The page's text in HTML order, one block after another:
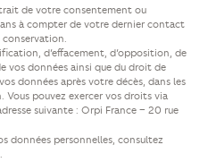
de votre consentement ou
à compter de votre dernier contact
d’effacement, d’opposition, de
données ainsi que du droit de
données après votre décès, dans les
pouvez exercer vos droits via
suivante : Orpi France – 20 rue
données personnelles, consultez
.